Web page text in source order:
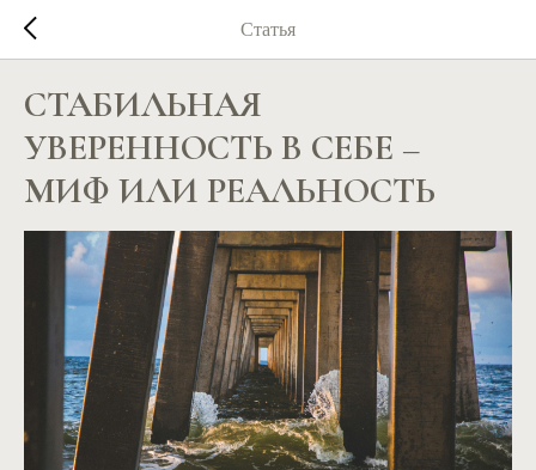
Статья
СТАБИЛЬНАЯ
УВЕРЕННОСТЬ В СЕБЕ –
МИФ ИЛИ РЕАЛЬНОСТЬ